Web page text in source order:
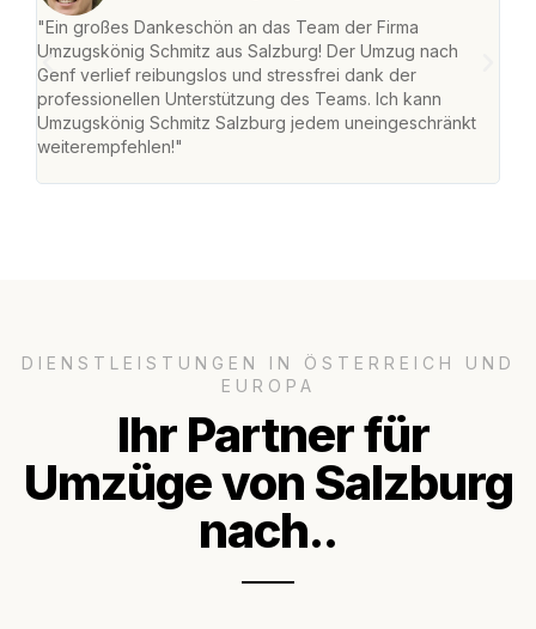
"Ein großes Dankeschön an das Team der Firma
Umzugskönig Schmitz aus Salzburg! Der Umzug nach
Genf verlief reibungslos und stressfrei dank der
professionellen Unterstützung des Teams. Ich kann
Umzugskönig Schmitz Salzburg jedem uneingeschränkt
weiterempfehlen!"
DIENSTLEISTUNGEN IN ÖSTERREICH UND
EUROPA
Ihr Partner für
Umzüge von Salzburg
nach..